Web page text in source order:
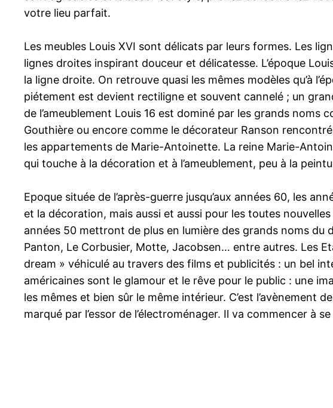
votre lieu parfait.
Les meubles Louis XVI sont délicats par leurs formes. Les
lignes droites inspirant douceur et délicatesse. L’époque
la ligne droite. On retrouve quasi les mêmes modèles qu’à
piétement est devient rectiligne et souvent cannelé ; un
de l’ameublement Louis 16 est dominé par les grands
Gouthière ou encore comme le décorateur Ranson
les appartements de Marie-Antoinette. La reine Marie-
qui touche à la décoration et à l’ameublement, peu à la
Epoque située de l’après-guerre jusqu’aux années 60, les
et la décoration, mais aussi et aussi pour les toutes
années 50 mettront de plus en lumière des grands noms du
Panton, Le Corbusier, Motte, Jacobsen… entre autres. Les
dream » véhiculé au travers des films et publicités : un bel
américaines sont le glamour et le rêve pour le public : une
les mêmes et bien sûr le même intérieur. C’est l’avènement
marqué par l’essor de l’électroménager. Il va commencer à